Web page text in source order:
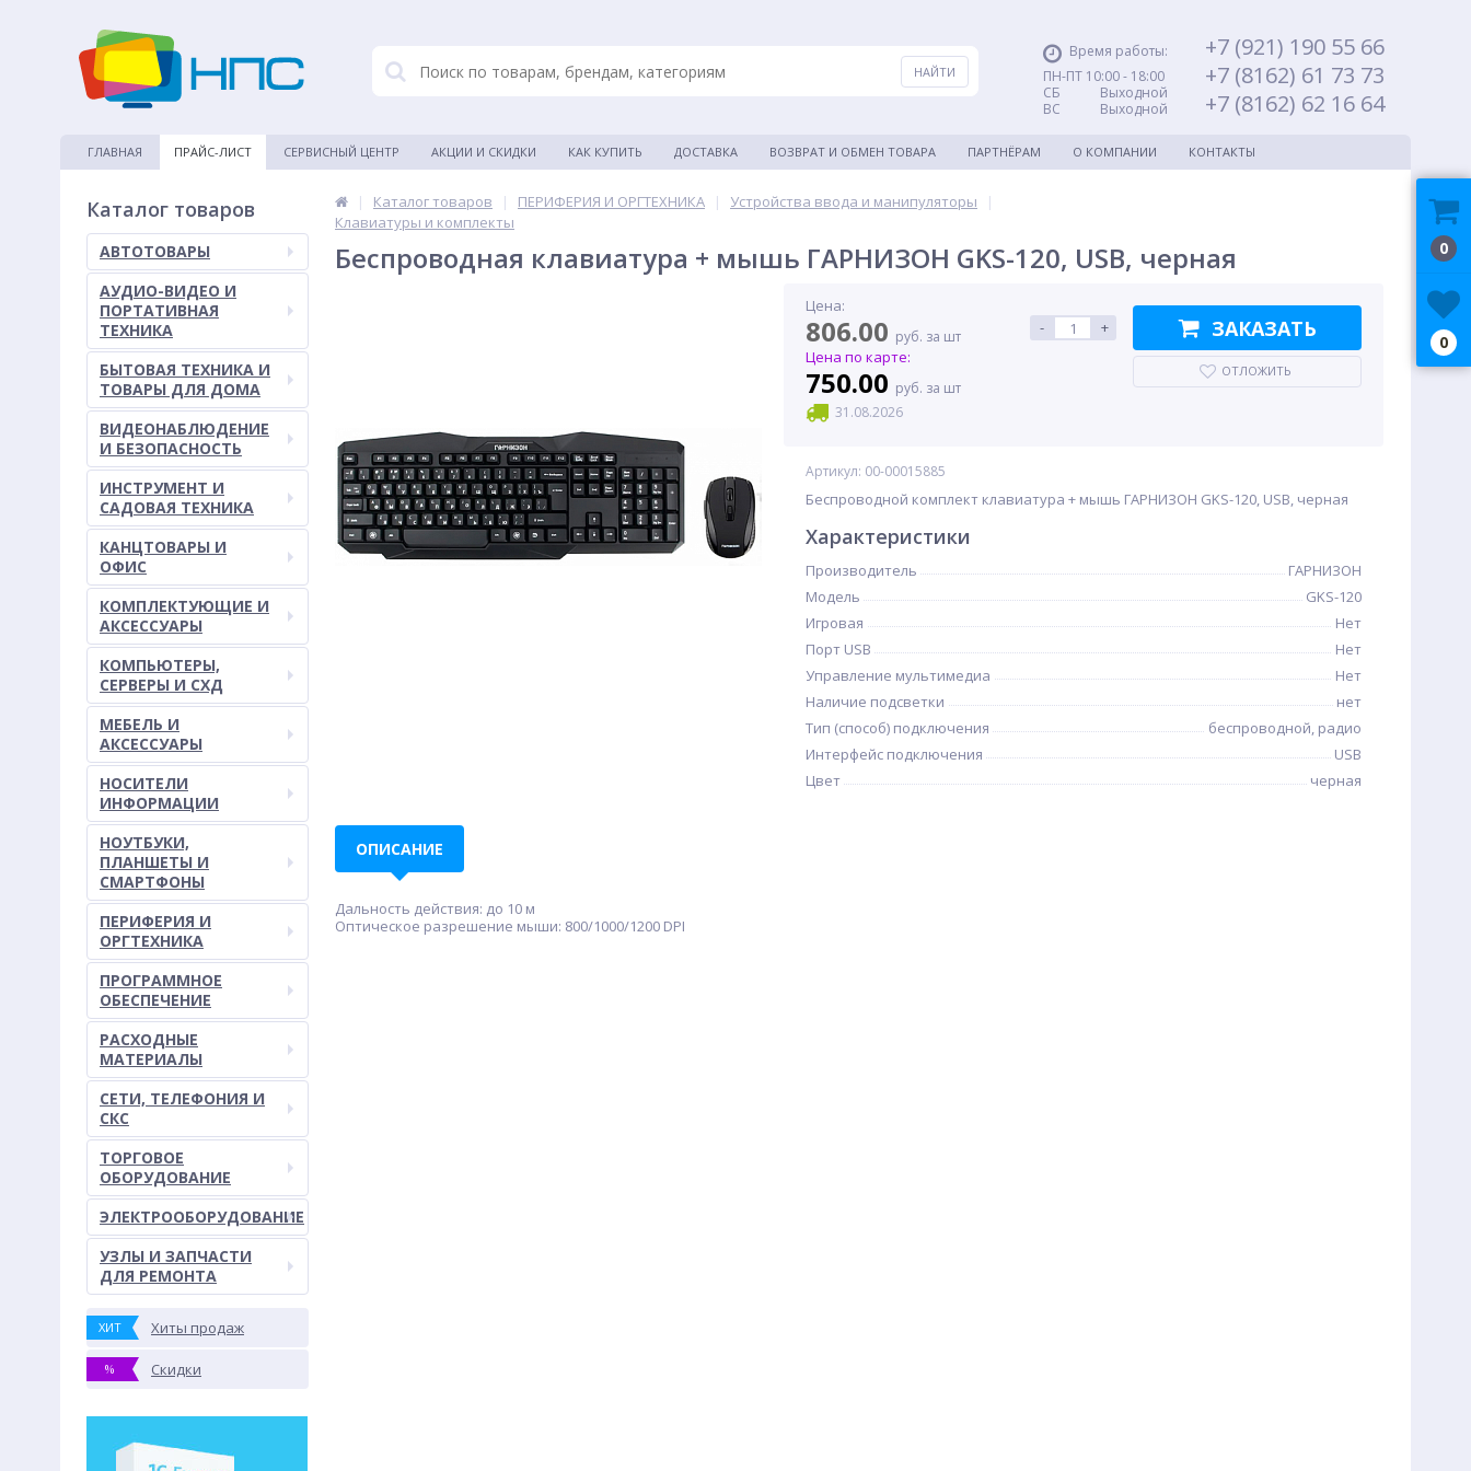
Время работы:
ПН-ПТ 10:00 - 18:00
СБ Выходной
ВС Выходной
+7 (921) 190 55 66
+7 (8162) 61 73 73
+7 (8162) 62 16 64
ГЛАВНАЯ ПРАЙС-ЛИСТ СЕРВИСНЫЙ ЦЕНТР АКЦИИ И СКИДКИ КАК КУПИТЬ ДОСТАВКА ВОЗВРАТ И ОБМЕН ТОВАРА ПАРТНЁРАМ О КОМПАНИИ КОНТАКТЫ
Каталог товаров
АВТОТОВАРЫ
АУДИО-ВИДЕО И
ПОРТАТИВНАЯ
ТЕХНИКА
БЫТОВАЯ ТЕХНИКА И
ТОВАРЫ ДЛЯ ДОМА
ВИДЕОНАБЛЮДЕНИЕ
И БЕЗОПАСНОСТЬ
ИНСТРУМЕНТ И
САДОВАЯ ТЕХНИКА
КАНЦТОВАРЫ И
ОФИС
КОМПЛЕКТУЮЩИЕ И
АКСЕССУАРЫ
КОМПЬЮТЕРЫ,
СЕРВЕРЫ И СХД
МЕБЕЛЬ И
АКСЕССУАРЫ
НОСИТЕЛИ
ИНФОРМАЦИИ
НОУТБУКИ,
ПЛАНШЕТЫ И
СМАРТФОНЫ
ПЕРИФЕРИЯ И
ОРГТЕХНИКА
ПРОГРАММНОЕ
ОБЕСПЕЧЕНИЕ
РАСХОДНЫЕ
МАТЕРИАЛЫ
СЕТИ, ТЕЛЕФОНИЯ И
СКС
ТОРГОВОЕ
ОБОРУДОВАНИЕ
ЭЛЕКТРООБОРУДОВАНИЕ
УЗЛЫ И ЗАПЧАСТИ
ДЛЯ РЕМОНТА
ХИТ Хиты продаж
% Скидки
| Каталог товаров | ПЕРИФЕРИЯ И ОРГТЕХНИКА | Устройства ввода и манипуляторы
|
Клавиатуры и комплекты
Беспроводная клавиатура + мышь ГАРНИЗОН GKS-120, USB, черная
Цена:
806.00 руб. за шт
Цена по карте:
750.00 руб. за шт
31.08.2026
- + ЗАКАЗАТЬ
ОТЛОЖИТЬ
Артикул: 00-00015885
Беспроводной комплект клавиатура + мышь ГАРНИЗОН GKS-120, USB, черная
Характеристики
Производитель
ГАРНИЗОН
Модель
GKS-120
Игровая
Нет
Порт USB
Нет
Управление мультимедиа
Нет
Наличие подсветки
нет
Тип (способ) подключения
беспроводной, радио
Интерфейс подключения
USB
Цвет
черная
ОПИСАНИЕ
Дальность действия: до 10 м
Оптическое разрешение мыши: 800/1000/1200 DPI
0
0